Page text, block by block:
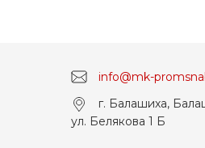
info@mk-
г. Балашиха,
ул. Белякова 1 Б